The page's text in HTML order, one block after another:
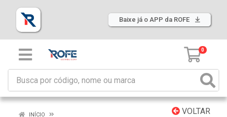
Baixe já o APP da ROFE
0
VOLTAR
INÍCIO